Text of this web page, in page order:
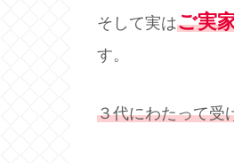
そして実はご実
す。
３代にわたって受